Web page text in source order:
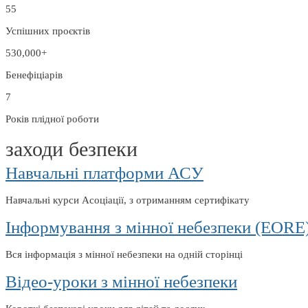
55
Успішних проєктів
530,000+
Бенефіціарів
7
Років плідної роботи
заходи безпеки
Навчальні платформи АСУ
Навчальні курси Асоціації, з отриманням сертифікату
Інформування з мінної небезпеки
Вся інформація з мінної небезпеки на одній сторінці
Відео-уроки з мінної небезпеки